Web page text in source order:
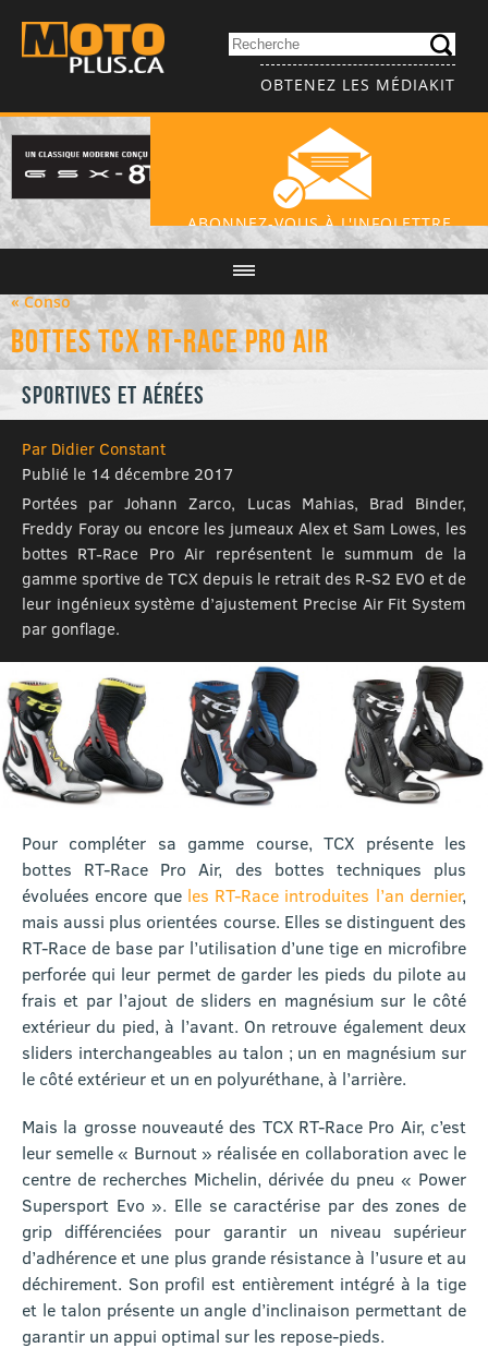
OBTENEZ LES MÉDIAKIT
ABONNEZ-VOUS À L'INFOLETTRE
« Conso
Bottes TCX RT-Race Pro Air
Sportives et aérées
Par Didier Constant
Publié le 14 décembre 2017
Portées par Johann Zarco, Lucas Mahias, Brad Binder,
Freddy Foray ou encore les jumeaux Alex et Sam Lowes, les
bottes RT-Race Pro Air représentent le summum de la
gamme sportive de TCX depuis le retrait des R-S2 EVO et de
leur ingénieux système d’ajustement Precise Air Fit System
par gonflage.
Pour compléter sa gamme course, TCX présente les
bottes RT-Race Pro Air, des bottes techniques plus
évoluées encore que les RT-Race introduites l’an dernier,
mais aussi plus orientées course. Elles se distinguent des
RT-Race de base par l’utilisation d’une tige en microfibre
perforée qui leur permet de garder les pieds du pilote au
frais et par l’ajout de sliders en magnésium sur le côté
extérieur du pied, à l’avant. On retrouve également deux
sliders interchangeables au talon ; un en magnésium sur
le côté extérieur et un en polyuréthane, à l’arrière.
Mais la grosse nouveauté des TCX RT-Race Pro Air, c’est
leur semelle « Burnout » réalisée en collaboration avec le
centre de recherches Michelin, dérivée du pneu « Power
Supersport Evo ». Elle se caractérise par des zones de
grip différenciées pour garantir un niveau supérieur
d’adhérence et une plus grande résistance à l’usure et au
déchirement. Son profil est entièrement intégré à la tige
et le talon présente un angle d’inclinaison permettant de
garantir un appui optimal sur les repose-pieds.